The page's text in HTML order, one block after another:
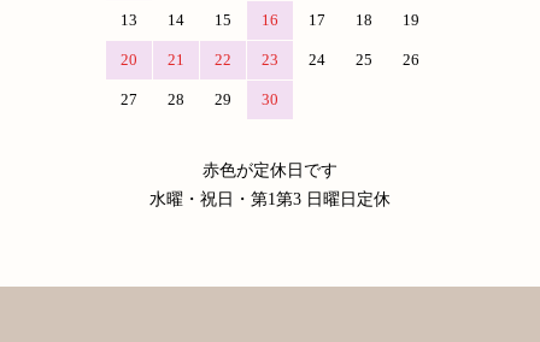
13 14 15 16 17 18 19
20 21 22 23 24 25 26
27 28 29 30
赤色が定休日です
水曜・祝日・第1第3 日曜日定休